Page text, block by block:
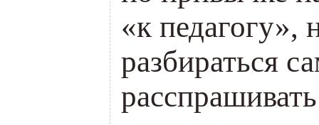
«к педагогу»,
разбираться